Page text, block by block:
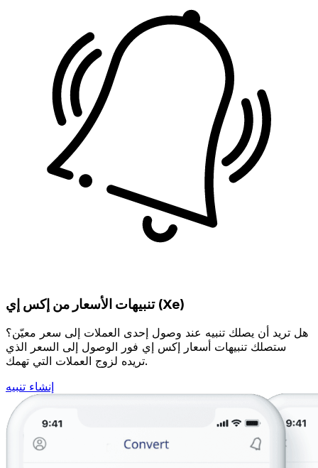
تنبيهات الأسعار من إكس إي (Xe)
هل تريد أن يصلك تنبيه عند وصول إحدى العملات إلى سعر معيّن؟
ستصلك تنبيهات أسعار إكس إي فور الوصول إلى السعر الذي
تريده لزوج العملات التي تهمك.
إنشاء تنبيه